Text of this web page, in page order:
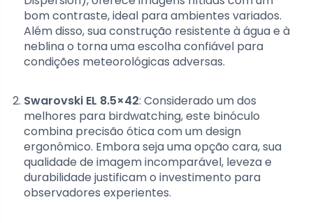
bom contraste, ideal para ambientes variados.
Além disso, sua construção resistente à água e à
neblina o torna uma escolha confiável para
condições meteorológicas adversas.
Swarovski EL 8.5×42: Considerado um dos
melhores para birdwatching, este binóculo
combina precisão ótica com um design
ergonômico. Embora seja uma opção cara, sua
qualidade de imagem incomparável, leveza e
durabilidade justificam o investimento para
observadores experientes.